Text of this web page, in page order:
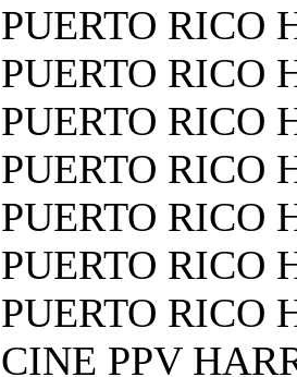
PUERTO RICO
PUERTO RICO
PUERTO RICO
PUERTO RICO
PUERTO RICO
PUERTO RICO
PUERTO RICO
CINE PPV